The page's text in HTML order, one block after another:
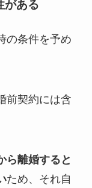
がある
の条件を予め
前契約には含
ら離婚すると
ため、それ自